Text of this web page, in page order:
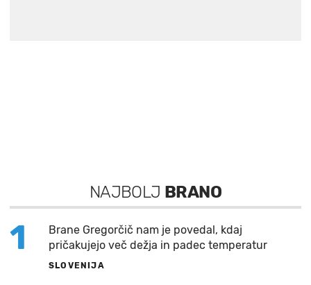
NAJBOLJ BRANO
1
Brane Gregorčič nam je povedal, kdaj
pričakujejo več dežja in padec temperatur
SLOVENIJA